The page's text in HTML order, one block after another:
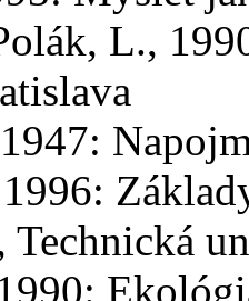
L.,
Technická